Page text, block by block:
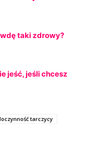
taki zdrowy?
jeść, jeśli chcesz
tarczycy